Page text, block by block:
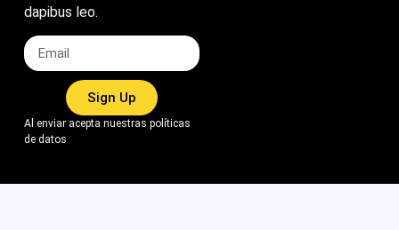
dapibus leo.
Sign Up
Al enviar acepta nuestras políticas
de datos